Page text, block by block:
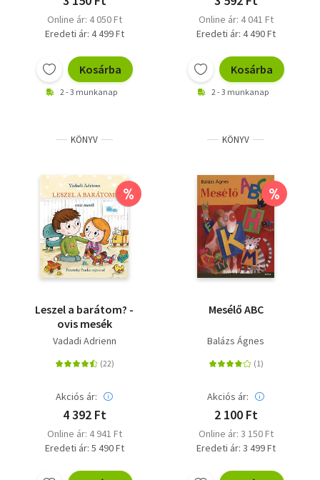
Online ár: 4 050 Ft
Eredeti ár: 4 499 Ft
Kosárba
2 - 3 munkanap
Online ár: 4 041 Ft
Eredeti ár: 4 490 Ft
Kosárba
2 - 3 munkanap
KÖNYV
%
Leszel a barátom? -
ovis mesék
Vadadi Adrienn
Akciós ár:
4 392 Ft
Online ár: 4 941 Ft
Eredeti ár: 5 490 Ft
KÖNYV
%
Mesélő ABC
Balázs Ágnes
Akciós ár:
2 100 Ft
Online ár: 3 150 Ft
Eredeti ár: 3 499 Ft